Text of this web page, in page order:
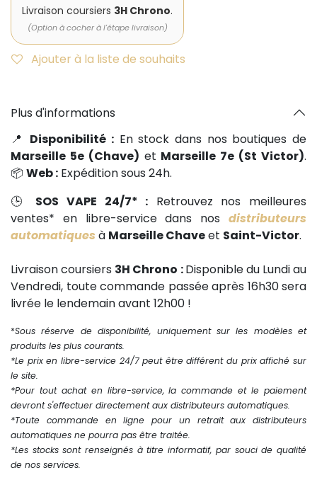
Livraison coursiers 3H Chrono.
(Option à cocher à l'étape livraison)
Ajouter à la liste de souhaits
Plus d'informations
📍 Disponibilité : En stock dans nos boutiques de
Marseille 5e (Chave) et Marseille 7e (St Victor).
📦 Web : Expédition sous 24h.
🕒 SOS VAPE 24/7* : Retrouvez nos meilleures
ventes* en libre-service dans nos distributeurs
automatiques à Marseille Chaveet Saint-Victor.
Livraison coursiers 3H Chrono :Disponible du Lundi au
Vendredi, toute commande passée après 16h30 sera
livrée le lendemain avant 12h00 !
*Sous réserve de disponibilité, uniquement sur les modèles et
produits les plus courants.
*Le prix en libre-service 24/7 peut être différent du prix affiché sur
le site.
*Pour tout achat en libre-service, la commande et le paiement
devront s'effectuer directement aux distributeurs automatiques.
*Toute commande en ligne pour un retrait aux distributeurs
automatiques ne pourra pas être traitée.
*Les stocks sont renseignés à titre informatif, par souci de qualité
de nos services.